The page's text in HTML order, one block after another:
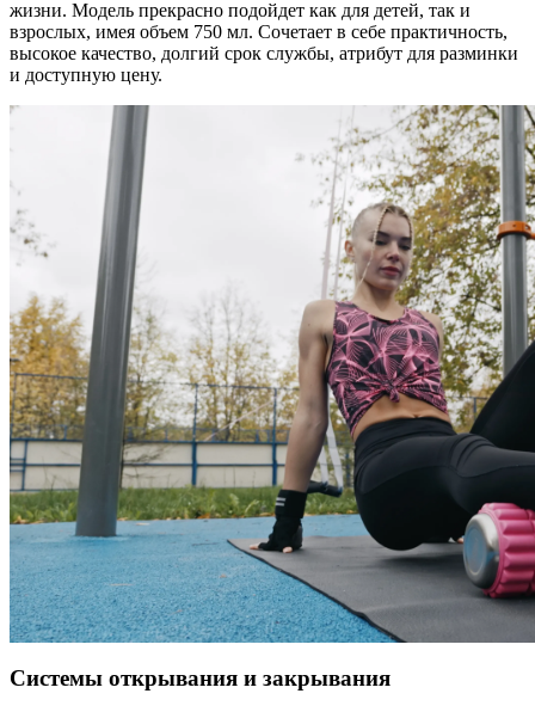
жизни. Модель прекрасно подойдет как для детей, так и
взрослых, имея объем 750 мл. Сочетает в себе практичность,
высокое качество, долгий срок службы, атрибут для разминки
и доступную цену.
Системы открывания и закрывания